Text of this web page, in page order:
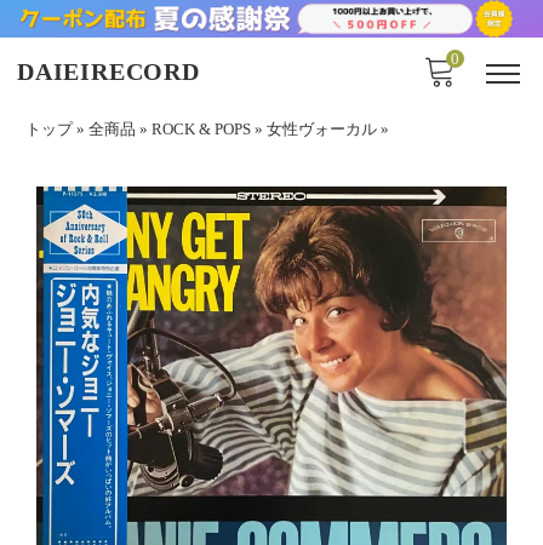
DAIEIRECORD 0
トップ» 全商品 » ROCK & POPS » 女性ヴォーカル »